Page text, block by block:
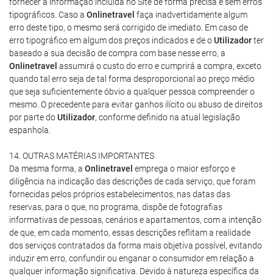
tipográficos. Caso a Onlinetravel faça inadvertidamente algum
erro deste tipo, o mesmo será corrigido de imediato. Em caso de
erro tipográfico em algum dos preços indicados e de oUtilizadorter
baseado a sua decisão de compra com base nesse erro, a
Onlinetravel assumirá o custo do erro e cumprirá a compra, exceto
quando tal erro seja de tal forma desproporcional ao preço médio
que seja suficientemente óbvio a qualquer pessoa compreender o
mesmo. O precedente para evitar ganhos ilícito ou abuso de direitos
por parte doUtilizador, conforme definido na atual legislação
espanhola.
14. OUTRAS MATÉRIAS IMPORTANTES
Da mesma forma, a Onlinetravel emprega o maior esforço e
diligência na indicação das descrições de cada serviço, que foram
fornecidas pelos próprios estabelecimentos, nas datas das
reservas, para o que, no programa, dispõe de fotografias
informativas de pessoas, cenários e apartamentos, com a intenção
de que, em cada momento, essas descrições reflitam a realidade
dos serviços contratados da forma mais objetiva possível, evitando
induzir em erro, confundir ou enganar o consumidor em relação a
qualquer informação significativa. Devido à natureza específica da